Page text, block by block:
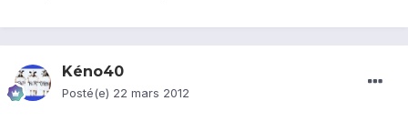
Kéno40
Posté(e) 22 mars 2012